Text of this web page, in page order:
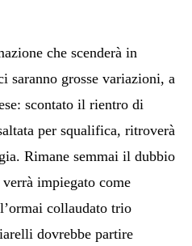
che scenderà in
saranno grosse variazioni, a
scontato il rientro di
per squalifica, ritroverà
Rimane semmai il dubbio
impiegato come
collaudato trio
dovrebbe partire